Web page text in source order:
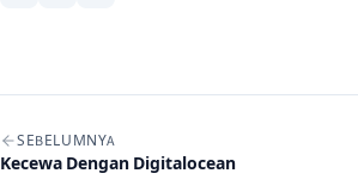
Navigasi artikel
SEBELUMNYA
Kecewa Dengan Digitalocean